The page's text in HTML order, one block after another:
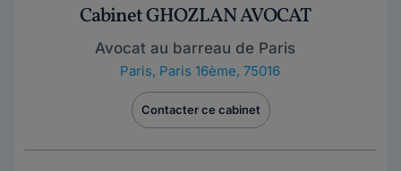
Cabinet GHOZLAN AVOCAT
Avocat au barreau de Paris
Paris, Paris 16ème, 75016
Contacter ce cabinet